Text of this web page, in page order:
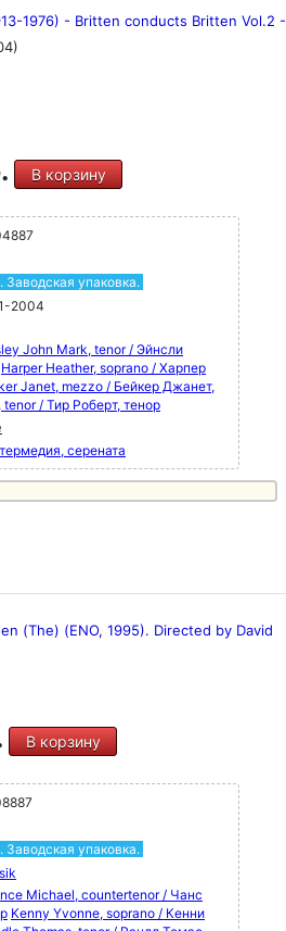
1976) - Britten conducts Britten Vol.2 -
В корзину
Заводская упаковка.
2004
John Mark, tenor / Эйнсли
Harper Heather, soprano / Харпер
Janet, mezzo / Бейкер Джанет,
tenor / Тир Роберт, тенор
серената
(The) (ENO, 1995). Directed by David
В корзину
Заводская упаковка.
Michael, countertenor / Чанс
Kenny Yvonne, soprano / Кенни